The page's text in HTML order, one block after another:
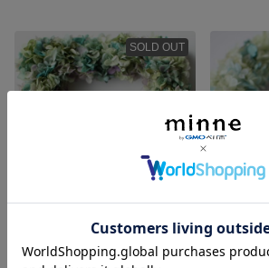
SOLD OUT
スクエアリース（Green）
4,200円
4,200円